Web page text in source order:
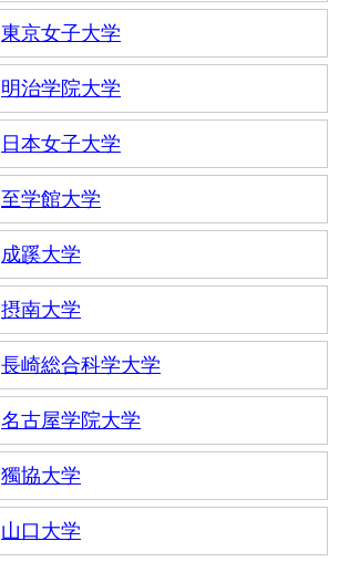
東京女子大学
明治学院大学
日本女子大学
至学館大学
成蹊大学
摂南大学
長崎総合科学大学
名古屋学院大学
獨協大学
山口大学